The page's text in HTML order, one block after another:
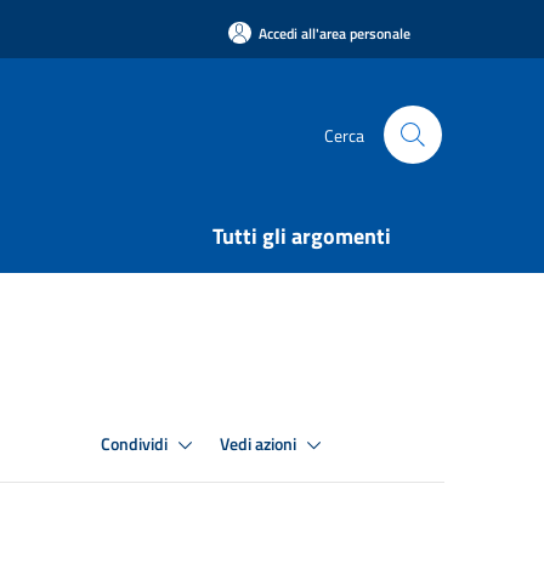
Accedi all'area personale
Cerca
Tutti gli argomenti
Condividi Vedi azioni